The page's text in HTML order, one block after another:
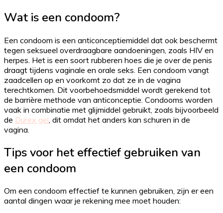
Wat is een condoom?
Een condoom is een anticonceptiemiddel dat ook beschermt
tegen seksueel overdraagbare aandoeningen, zoals HIV en
herpes. Het is een soort rubberen hoes die je over de penis
draagt tijdens vaginale en orale seks. Een condoom vangt
zaadcellen op en voorkomt zo dat ze in de vagina
terechtkomen. Dit voorbehoedsmiddel wordt gerekend tot
de barrière methode van anticonceptie. Condooms worden
vaak in combinatie met glijmiddel gebruikt, zoals bijvoorbeeld
de Durex gel , dit omdat het anders kan schuren in de
vagina.
Tips voor het effectief gebruiken van
een condoom
Om een condoom effectief te kunnen gebruiken, zijn er een
aantal dingen waar je rekening mee moet houden: